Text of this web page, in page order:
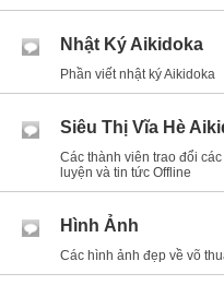
Nhật Ký Aikidoka
Phần viết nhật ký Aikidoka
Siêu Thị Vĩa Hè
Các thành viên trao đổi
luyện và tin tức Offline
Hình Ảnh
Các hình ảnh đẹp về võ